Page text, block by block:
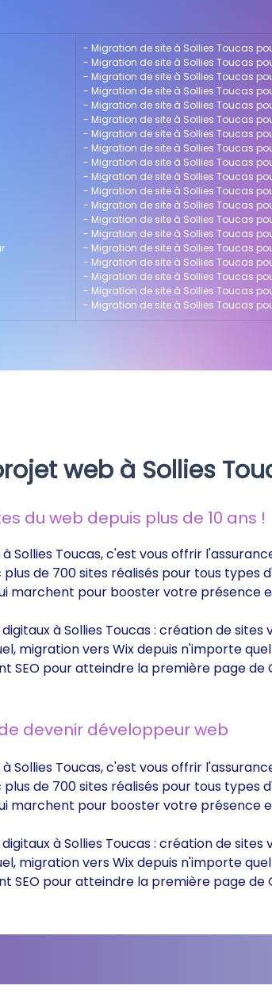
- Migration de site à Sollies Toucas
- Migration de site à Sollies Toucas
- Migration de site à Sollies Toucas
- Migration de site à Sollies Toucas
- Migration de site à Sollies Toucas
- Migration de site à Sollies Toucas
- Migration de site à Sollies Toucas
- Migration de site à Sollies Toucas
- Migration de site à Sollies Toucas
- Migration de site à Sollies Toucas
- Migration de site à Sollies Toucas
- Migration de site à Sollies Toucas
- Migration de site à Sollies Toucas
- Migration de site à Sollies Toucas
- Migration de site à Sollies Toucas
- Migration de site à Sollies Toucas
- Migration de site à Sollies Toucas
- Migration de site à Sollies Toucas
- Migration de site à Sollies Toucas
web à Sollies
du web depuis plus de 10 ans !
Sollies Toucas, c'est vous offrir
de 700 sites réalisés pour tous types
marchent pour booster votre présence
à Sollies Toucas : création de
migration vers Wix depuis n'importe
SEO pour atteindre la première page de
devenir développeur web
Sollies Toucas, c'est vous offrir
de 700 sites réalisés pour tous types
marchent pour booster votre présence
à Sollies Toucas : création de
migration vers Wix depuis n'importe
SEO pour atteindre la première page de